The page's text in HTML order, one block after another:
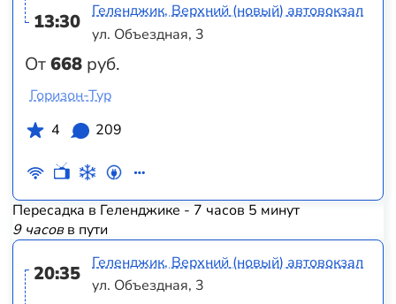
13:30
От668 руб.
Геленджик, Верхний (новый) автовокзал
ул. Объездная, 3
Горизон-Тур
4
209
Пересадка в Геленджике - 7 часов 5 минут
9 часовв пути
20:35
Геленджик, Верхний (новый) автовокзал
ул. Объездная, 3